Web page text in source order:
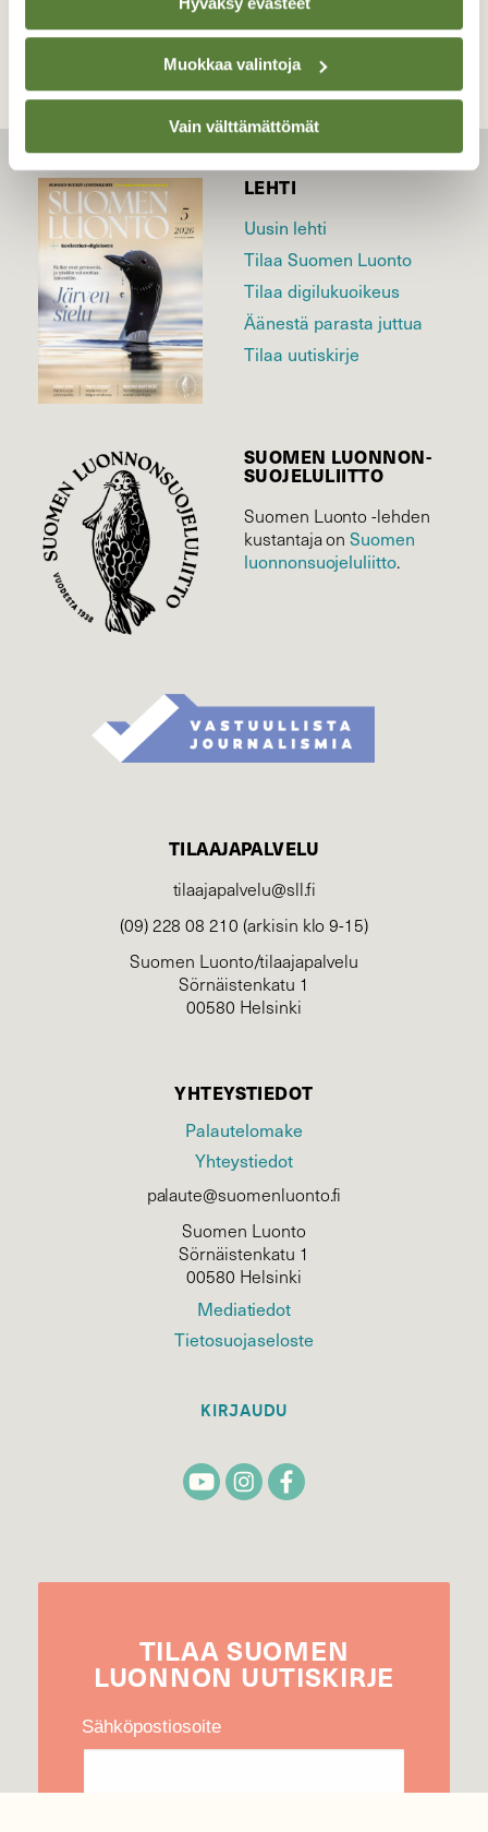
Muokkaa valintoja
Vain välttämättömät
LEHTI
Uusin lehti
Tilaa Suomen Luonto
Tilaa digilukuoikeus
Äänestä parasta juttua
Tilaa uutiskirje
SUOMEN LUONNON­
SUOJELU­LIITTO
Suomen Luonto -lehden
kustantaja onSuomen
luonnonsuojelu­liitto.
TILAAJAPALVELU
tilaajapalvelu@sll.fi
(09) 228 08 210 (arkisin klo 9-15)
Suomen Luonto/tilaajapalvelu
Sörnäistenkatu 1
00580 Helsinki
YHTEYSTIEDOT
Palautelomake
Yhteystiedot
palaute@suomenluonto.fi
Suomen Luonto
Sörnäistenkatu 1
00580 Helsinki
Mediatiedot
Tietosuojaseloste
KIRJAUDU
TILAA SUOMEN
LUONNON UUTIS­KIRJE
Sähköpostiosoite